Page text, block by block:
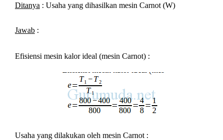
Ditanya : Usaha yang dihasilkan mesin Carnot (W)
Jawab :
Efisiensi mesin kalor ideal (mesin Carnot) :
Usaha yang dilakukan oleh mesin Carnot :